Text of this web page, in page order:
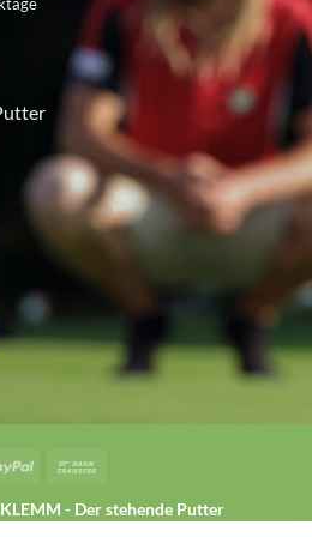
PayPal
KLEMM - Der stehende Putter